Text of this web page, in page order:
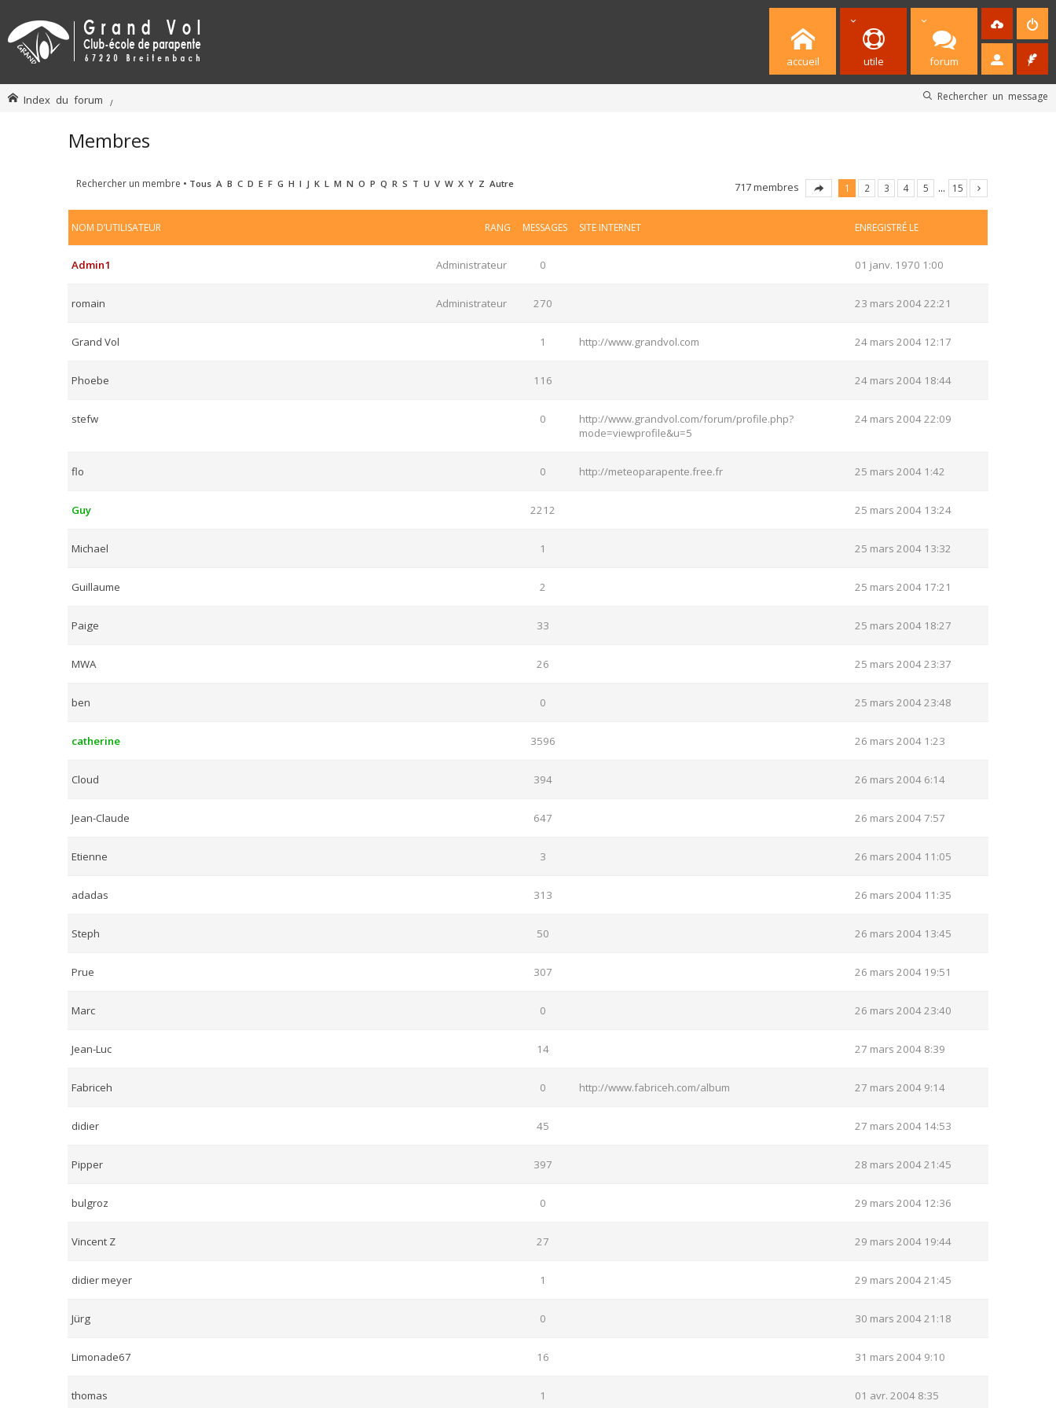
accueil utile forum
Rechercher un message
Index du forum
Membres
Rechercher un membre • Tous A B C D E F G H I J K L M N O P Q R S T U V W X Y Z Autre 717 membres 1 2 3 4 5 … 15
RANG
NOM D’UTILISATEUR MESSAGES SITE INTERNET ENREGISTRÉ LE
Administrateur
Admin1 0 01 janv. 1970 1:00
Administrateur
romain 270 23 mars 2004 22:21
Grand Vol 1 http://www.grandvol.com 24 mars 2004 12:17
Phoebe 116 24 mars 2004 18:44
stefw 0
http://www.grandvol.com/forum/profile.php?
mode=viewprofile&u=5
24 mars 2004 22:09
flo 0 http://meteoparapente.free.fr 25 mars 2004 1:42
Guy 2212 25 mars 2004 13:24
Michael 1 25 mars 2004 13:32
Guillaume 2 25 mars 2004 17:21
Paige 33 25 mars 2004 18:27
MWA 26 25 mars 2004 23:37
ben 0 25 mars 2004 23:48
catherine 3596 26 mars 2004 1:23
Cloud 394 26 mars 2004 6:14
Jean-Claude 647 26 mars 2004 7:57
Etienne 3 26 mars 2004 11:05
adadas 313 26 mars 2004 11:35
Steph 50 26 mars 2004 13:45
Prue 307 26 mars 2004 19:51
Marc 0 26 mars 2004 23:40
Jean-Luc 14 27 mars 2004 8:39
Fabriceh 0 http://www.fabriceh.com/album 27 mars 2004 9:14
didier 45 27 mars 2004 14:53
Pipper 397 28 mars 2004 21:45
bulgroz 0 29 mars 2004 12:36
Vincent Z 27 29 mars 2004 19:44
didier meyer 1 29 mars 2004 21:45
Jürg 0 30 mars 2004 21:18
Limonade67 16 31 mars 2004 9:10
thomas 1 01 avr. 2004 8:35